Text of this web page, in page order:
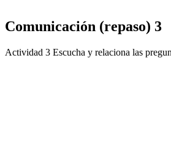
Comunicación (repaso) 3
Actividad 3 Escucha y relaciona las